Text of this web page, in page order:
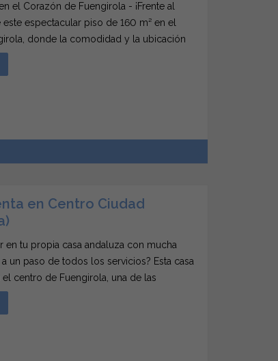
el Corazón de Fuengirola - ¡Frente al
este espectacular piso de 160 m² en el
donde la comodidad y la ubicación
un estilo de vida inigualable. Con tres
en Centro Ciudad
en tu propia casa andaluza con mucha
un paso de todos los servicios? Esta casa
el centro de Fuengirola, una de las
privilegiadas de Puebla Lucía. La casa